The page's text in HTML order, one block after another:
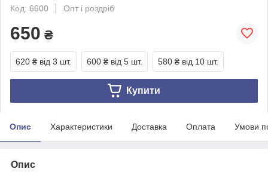
Код: 6600
Опт і роздріб
650 ₴
620 ₴ від 3 шт. 600 ₴ від 5 шт. 580 ₴ від 10 шт.
Купити
Опис Характеристики Доставка Оплата Умови
Опис